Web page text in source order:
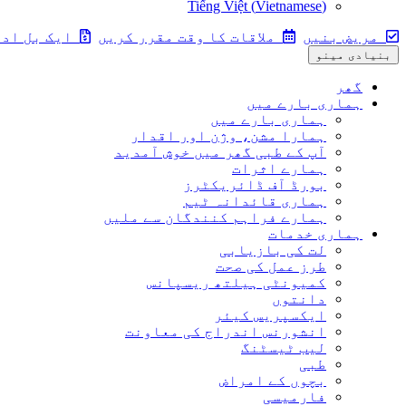
Tiếng Việt (Vietnamese)
مریض بنیں
ملاقات کا وقت مقرر کریں ایک بل
بنیادی مینو
گھر
ہماری بارے ميں
ہماری بارے ميں
ہمارا مشن، وژن اور اقدار
آپ کے طبی گھر میں خوش آمدید
ہمارے اثرات
بورڈ آف ڈائریکٹرز
ہماری قائدانہ ٹیم
ہمارے فراہم کنندگان سے ملیں
ہماری خدمات
لت کی بازیابی
طرز عمل کی صحت
کمیونٹی ہیلتھ ریسپانس
دانتوں
ایکسپریس کیئر
انشورنس اندراج کی معاونت
لیب ٹیسٹنگ
طبی
بچوں کے امراض
فارمیسی